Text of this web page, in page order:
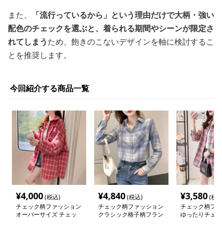
また、
「流行っているから」という理由だけで大柄・強い
配色のチェックを選ぶと、着られる期間やシーンが限定さ
れてしまうため、飽きのこないデザインを軸に検討するこ
とを推奨します。
今回紹介する商品一覧
¥4,000(税込)
チェック柄ファッション
オーバーサイズ チェッ
¥4,840(税込)
チェック柄ファッション
クラシック格子柄フラン
¥3,580(税
チェック柄フ
ゆったりチェ